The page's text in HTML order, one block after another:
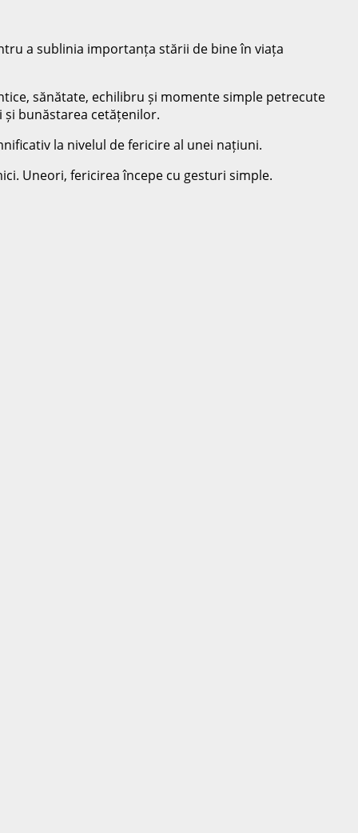
a sublinia importanța stării de bine în viața
sănătate, echilibru și momente simple petrecute
bunăstarea cetățenilor.
la nivelul de fericire al unei națiuni.
Uneori, fericirea începe cu gesturi simple.